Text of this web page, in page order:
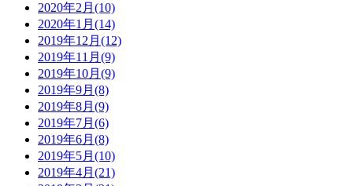
2020年2月(10)
2020年1月(14)
2019年12月(12)
2019年11月(9)
2019年10月(9)
2019年9月(8)
2019年8月(9)
2019年7月(6)
2019年6月(8)
2019年5月(10)
2019年4月(21)